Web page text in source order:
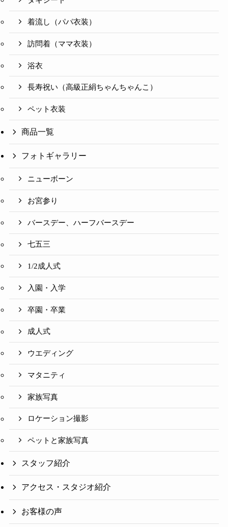
着流し（パパ衣装）
訪問着（ママ衣装）
浴衣
長寿祝い（高級正絹ちゃんちゃんこ）
ペット衣装
商品一覧
フォトギャラリー
ニューボーン
お宮参り
バースデー、ハーフバースデー
七五三
1/2成人式
入園・入学
卒園・卒業
成人式
ウエディング
マタニティ
家族写真
ロケーション撮影
ペットと家族写真
スタッフ紹介
アクセス・スタジオ紹介
お客様の声